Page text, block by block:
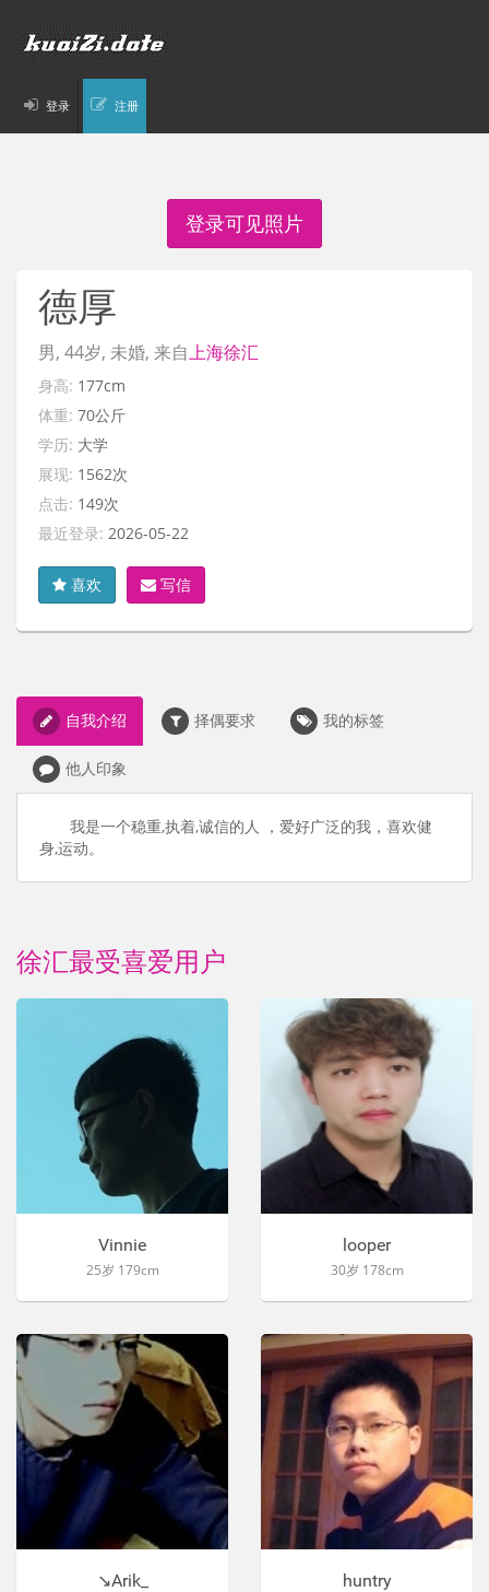
登录 注册
登录可见照片
德厚
男, 44岁, 未婚, 来自上海徐汇
身高: 177cm
体重: 70公斤
学历: 大学
展现: 1562次
点击: 149次
最近登录: 2026-05-22
喜欢 写信
自我介绍 择偶要求 我的标签
他人印象
我是一个稳重,执着,诚信的人 ，爱好广泛的我，喜欢健
身,运动。
徐汇最受喜爱用户
Vinnie
25岁 179cm
looper
30岁 178cm
↘Arik_ huntry